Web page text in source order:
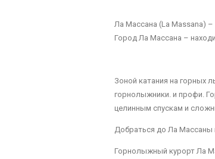
Ла Массана (La Massana)
Город Ла Массана –
Зоной катания на горных
горнолыжники. и профи.
целинным спускам и
Добраться до Ла Массаны
Горнолыжный курорт Ла